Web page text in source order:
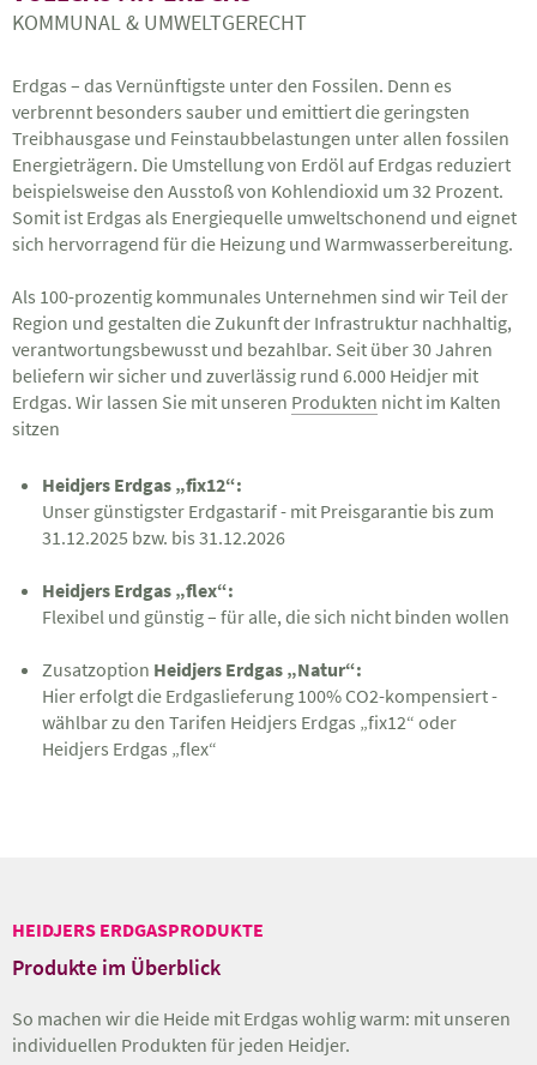
KOMMUNAL & UMWELTGERECHT
Erdgas – das Vernünftigste unter den Fossilen. Denn es
verbrennt besonders sauber und emittiert die geringsten
Treibhausgase und Feinstaubbelastungen unter allen fossilen
Energieträgern. Die Umstellung von Erdöl auf Erdgas reduziert
beispielsweise den Ausstoß von Kohlendioxid um 32 Prozent.
Somit ist Erdgas als Energiequelle umweltschonend und eignet
sich hervorragend für die Heizung und Warmwasserbereitung.
Als 100-prozentig kommunales Unternehmen sind wir Teil der
Region und gestalten die Zukunft der Infrastruktur nachhaltig,
verantwortungsbewusst und bezahlbar. Seit über 30 Jahren
beliefern wir sicher und zuverlässig rund 6.000 Heidjer mit
Erdgas. Wir lassen Sie mit unseren Produkten nicht im Kalten
sitzen
Heidjers Erdgas „fix12“:
Unser günstigster Erdgastarif - mit Preisgarantie bis zum
31.12.2025 bzw. bis 31.12.2026
Heidjers Erdgas „flex“:
Flexibel und günstig – für alle, die sich nicht binden wollen
Zusatzoption Heidjers Erdgas „Natur“:
Hier erfolgt die Erdgaslieferung 100% CO2-kompensiert -
wählbar zu den Tarifen Heidjers Erdgas „fix12“ oder
Heidjers Erdgas „flex“
HEIDJERS ERDGASPRODUKTE
Produkte im Überblick
So machen wir die Heide mit Erdgas wohlig warm: mit unseren
individuellen Produkten für jeden Heidjer.